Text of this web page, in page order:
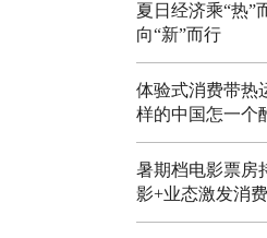
夏日经济乘“热”
向“新”而行
体验式消费带热
样的中国怎一个
暑期档电影票房
影+业态激发消